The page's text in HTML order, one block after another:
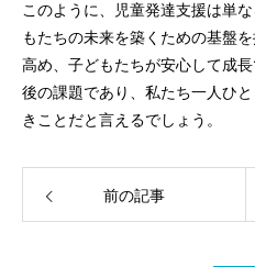
このように、児童発達支援は単
もたちの未来を築くための基盤
高め、子どもたちが安心して成
後の課題であり、私たち一人ひ
きことだと言えるでしょう。
前の記事